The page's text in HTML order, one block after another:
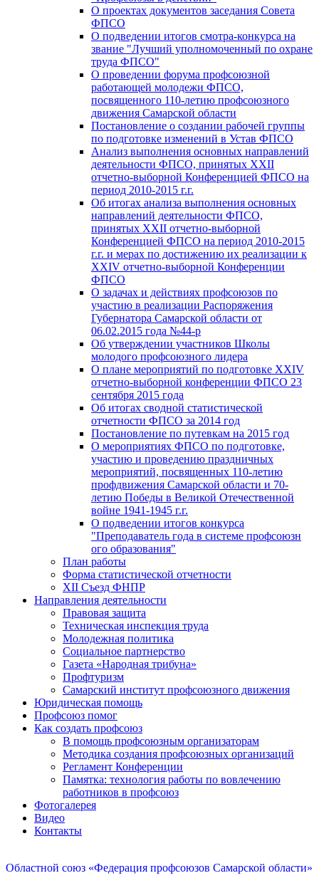
О проектах документов заседания Совета
ФПСО
О подведении итогов смотра-конкурса на
звание "Лучший уполномоченный по охране
труда ФПСО"
О проведении форума профсоюзной
работающей молодежи ФПСО,
посвященного 110-летию профсоюзного
движения Самарской области
Постановление о создании рабочей группы
по подготовке изменений в Устав ФПСО
Анализ выполнения основных направлений
деятельности ФПСО, принятых XXII
отчетно-выборной Конференцией ФПСО на
период 2010-2015 г.г.
Об итогах анализа выполнения основных
направлений деятельности ФПСО,
принятых XXII отчетно-выборной
Конференцией ФПСО на период 2010-2015
г.г. и мерах по достижению их реализации к
XXIV отчетно-выборной Конференции
ФПСО
О задачах и действиях профсоюзов по
участию в реализации Распоряжения
Губернатора Самарской области от
06.02.2015 года №44-р
Об утверждении участников Школы
молодого профсоюзного лидера
О плане мероприятий по подготовке XXIV
отчетно-выборной конференции ФПСО 23
сентября 2015 года
Об итогах сводной статистической
отчетности ФПСО за 2014 год
Постановление по путевкам на 2015 год
О мероприятиях ФПСО по подготовке,
участию и проведению праздничных
мероприятий, посвященных 110-летию
профдвижения Самарской области и 70-
летию Победы в Великой Отечественной
войне 1941-1945 г.г.
О подведении итогов конкурса
"Преподаватель года в системе профсоюзн
ого образования"
План работы
Форма статистической отчетности
XII Съезд ФНПР
Направления деятельности
Правовая защита
Техническая инспекция труда
Молодежная политика
Социальное партнерство
Газета «Народная трибуна»
Профтуризм
Самарский институт профсоюзного движения
Юридическая помощь
Профсоюз помог
Как создать профсоюз
В помощь профсоюзным организаторам
Методика создания профсоюзных организаций
Регламент Конференции
Памятка: технология работы по вовлечению
работников в профсоюз
Фотогалерея
Видео
Контакты
Областной союз «Федерация профсоюзов Самарской области»